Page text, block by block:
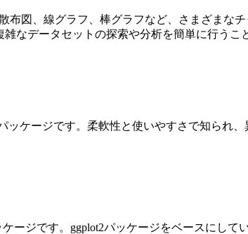
図、線グラフ、棒グラフなど、さまざまな
なデータセットの探索や分析を簡単に行うこ
ケージです。柔軟性と使いやすさで知られ
ージです。ggplot2パッケージをベースにして